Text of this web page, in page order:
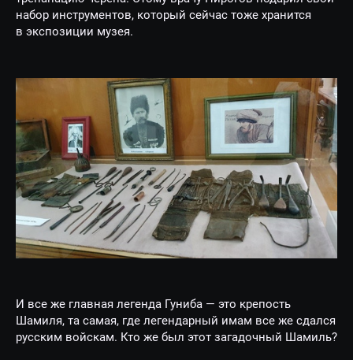
набор инструментов, который сейчас тоже хранится
в экспозиции музея.
И все же главная легенда Гуниба — это крепость
Шамиля, та самая, где легендарный имам все же сдался
русским войскам. Кто же был этот загадочный Шамиль?